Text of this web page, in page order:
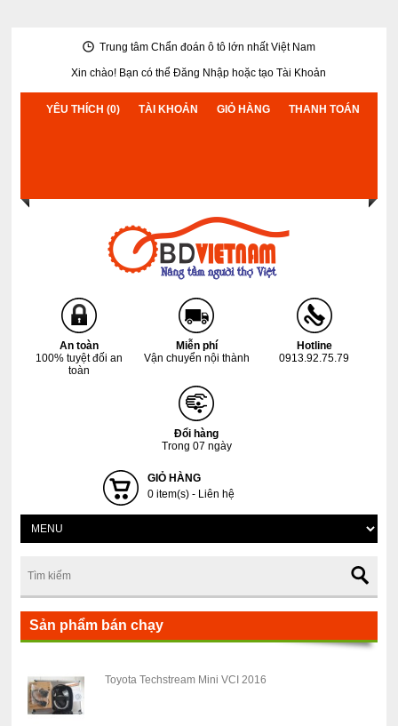
Trung tâm Chẩn đoán ô tô lớn nhất Việt Nam
Xin chào! Bạn có thểĐăng Nhập hoặctạo Tài Khoản
YÊU THÍCH (0) TÀI KHOẢN GIỎ HÀNG THANH TOÁN
An toàn
100% tuyệt đối an
toàn
Miễn phí
Vận chuyển nội thành
Hotline
0913.92.75.79
Đổi hàng
Trong 07 ngày
GIỎ HÀNG
0 item(s) - Liên hệ
Sản phẩm bán chạy
Toyota Techstream Mini VCI 2016